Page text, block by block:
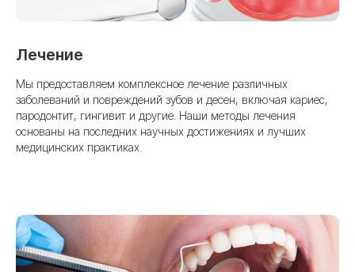
Лечение
Мы предоставляем комплексное лечение различных
заболеваний и повреждений зубов и десен, включая кариес,
пародонтит, гингивит и другие. Наши методы лечения
основаны на последних научных достижениях и лучших
медицинских практиках.
Заполните форму для персональной
консультации. Выбирая нас, вы
+7